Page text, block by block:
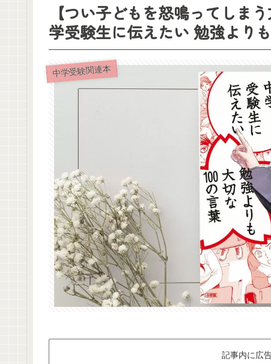
【つい子どもを怒鳴ってしま
学受験生に伝えたい 勉強より
中学受験関連本
記事内に広